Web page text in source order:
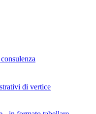
di vertice